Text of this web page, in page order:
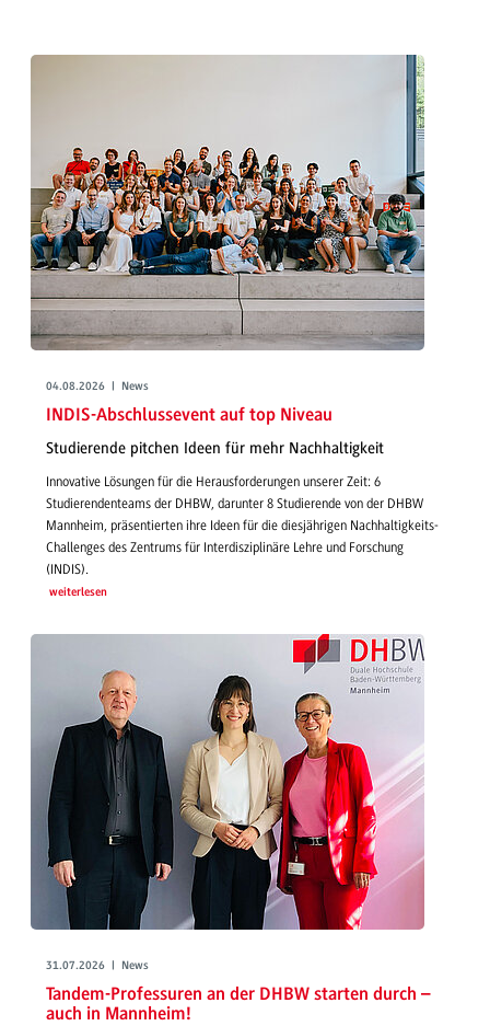
04.08.2026 | News
INDIS-Abschlussevent auf top Niveau
Studierende pitchen Ideen für mehr Nachhaltigkeit
Innovative Lösungen für die Herausforderungen unserer Zeit: 6
Studierendenteams der DHBW, darunter 8 Studierende von der DHBW
Mannheim, präsentierten ihre Ideen für die diesjährigen Nachhaltigkeits-
Challenges des Zentrums für Interdisziplinäre Lehre und Forschung
(INDIS).
weiterlesen
31.07.2026 | News
Tandem-Professuren an der DHBW starten durch –
auch in Mannheim!